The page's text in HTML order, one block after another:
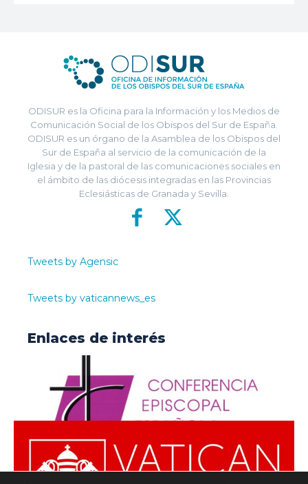
ODISUR es la Oficina para la Información y los Medios de
Comunicación Social de los Obispos del Sur de España.
ODISUR es un órgano de la Asamblea de los Obispos del
Sur de España al servicio de la comunicación de la
Iglesia y de la pastoral de las comunicaciones sociales en
el ámbito de las diócesis integradas en las Provincias
Eclesiásticas de Granada y Sevilla.
Tweets by Agensic
Tweets by vaticannews_es
Enlaces de interés